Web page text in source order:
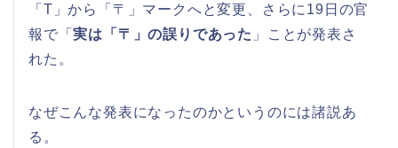
「T」から「〒」マークへと変更、さらに19日の官
報で「実は「〒」の誤りであった 」ことが発表さ
れた。
なぜこんな発表になったのかというのには諸説あ
る。